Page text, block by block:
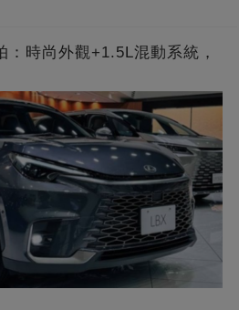
時尚外觀+1.5L混動系統，